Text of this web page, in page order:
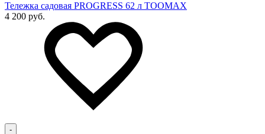
Тележка садовая PROGRESS 62 л TOOMAX
4 200 руб.
-